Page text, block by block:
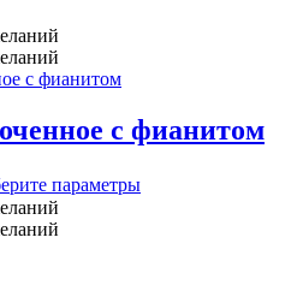
с фианитом
параметрыЭтот